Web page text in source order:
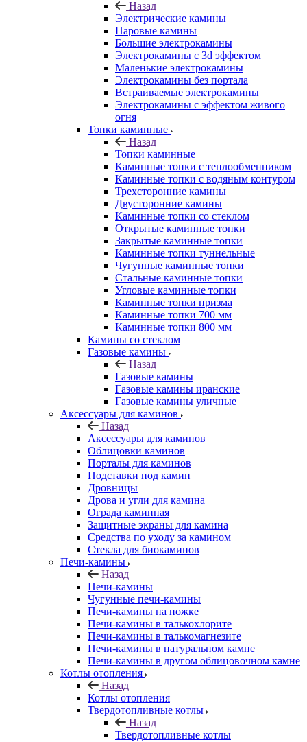
Назад
Электрические камины
Паровые камины
Большие электрокамины
Электрокамины с 3d эффектом
Маленькие электрокамины
Электрокамины без портала
Встраиваемые электрокамины
Электрокамины с эффектом живого
огня
Топки каминные
Назад
Топки каминные
Каминные топки с теплообменником
Каминные топки с водяным контуром
Трехсторонние камины
Двусторонние камины
Каминные топки со стеклом
Открытые каминные топки
Закрытые каминные топки
Каминные топки туннельные
Чугунные каминные топки
Стальные каминные топки
Угловые каминные топки
Каминные топки призма
Каминные топки 700 мм
Каминные топки 800 мм
Камины со стеклом
Газовые камины
Назад
Газовые камины
Газовые камины иранские
Газовые камины уличные
Аксессуары для каминов
Назад
Аксессуары для каминов
Облицовки каминов
Порталы для каминов
Подставки под камин
Дровницы
Дрова и угли для камина
Ограда каминная
Защитные экраны для камина
Средства по уходу за камином
Стекла для биокаминов
Печи-камины
Назад
Печи-камины
Чугунные печи-камины
Печи-камины на ножке
Печи-камины в талькохлорите
Печи-камины в талькомагнезите
Печи-камины в натуральном камне
Печи-камины в другом облицовочном камне
Котлы отопления
Назад
Котлы отопления
Твердотопливные котлы
Назад
Твердотопливные котлы